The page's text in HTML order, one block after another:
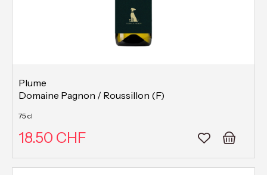
Plume
Domaine Pagnon / Roussillon (F)
75 cl
18.50 CHF